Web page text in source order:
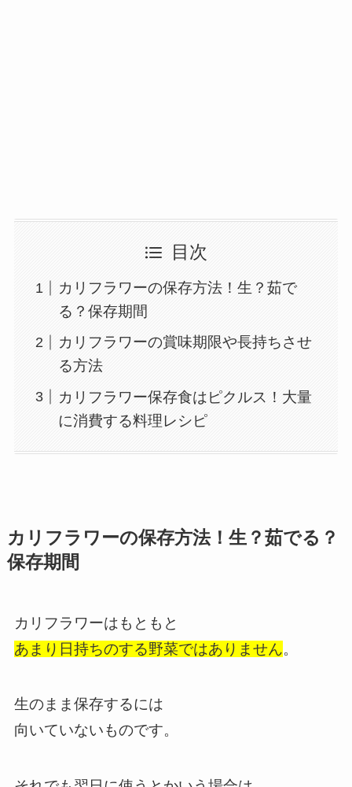
目次
カリフラワーの保存方法！生？茹で
る？保存期間
カリフラワーの賞味期限や長持ちさせ
る方法
カリフラワー保存食はピクルス！大量
に消費する料理レシピ
カリフラワーの保存方法！生？茹でる？
保存期間
カリフラワーはもともと
あまり日持ちのする野菜ではありません。
生のまま保存するには
向いていないものです。